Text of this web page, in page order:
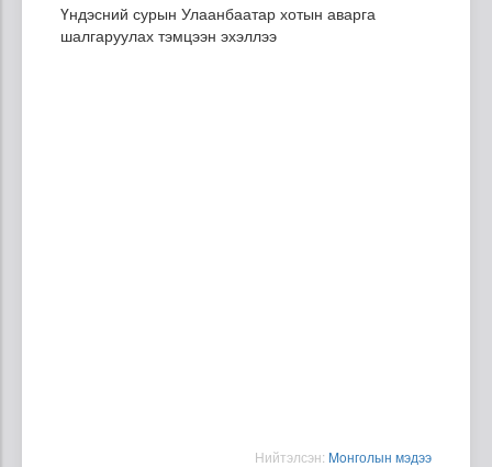
Үндэсний сурын Улаанбаатар хотын аварга
шалгаруулах тэмцээн эхэллээ
Нийтэлсэн: Moнголын мэдээ